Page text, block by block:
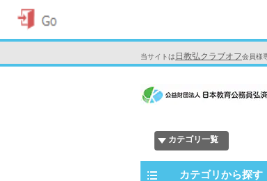
当サイトは 日教弘クラブオフ会員様
カテゴリ一覧
カテゴリから探す